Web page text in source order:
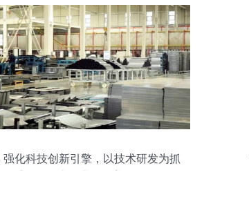
强化科技创新引擎，以技术研发为抓